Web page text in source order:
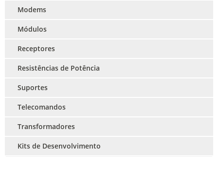
Modems
Módulos
Receptores
Resistências de Potência
Suportes
Telecomandos
Transformadores
Kits de Desenvolvimento